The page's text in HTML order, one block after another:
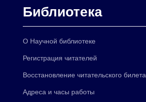
Библиотека
О Научной библиотеке
Регистрация читателей
Восстановление читательского билета
Адреса и часы работы